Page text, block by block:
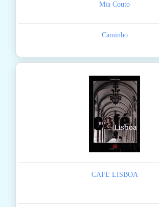
Mia Couto
Caminho
CAFE LISBOA